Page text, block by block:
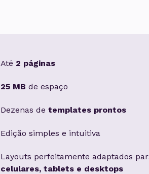
Até 2 páginas
25 MB de espaço
Dezenas de templates prontos
Edição simples e intuitiva
Layouts perfeitamente adaptados
celulares, tablets e desktops